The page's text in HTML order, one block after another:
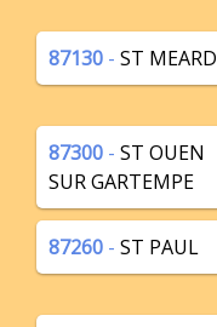
87130 - ST MEARD
87300 - ST OUEN
SUR GARTEMPE
87260 - ST PAUL